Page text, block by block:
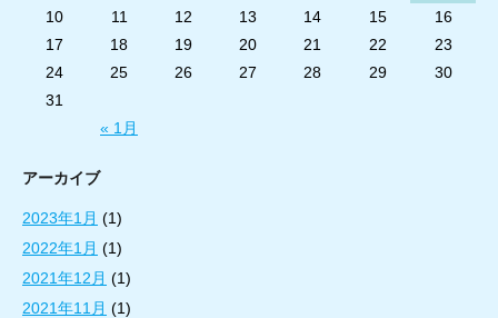
« 1月
10
11 12 13 14 15
16
17
18 19 20 21 22
23
24
25 26 27 28 29
30
31
アーカイブ
2023年1月 (1)
2022年1月 (1)
2021年12月 (1)
2021年11月 (1)